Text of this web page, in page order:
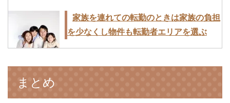
引越しの荷造りは部屋単位で行なうのが
作業効率向上のコツ
引っ越しするときの冷蔵庫の準備！電
家族を連れての転勤のときは家族の負担
を少なくし物件も転勤者エリアを選ぶ
まとめ